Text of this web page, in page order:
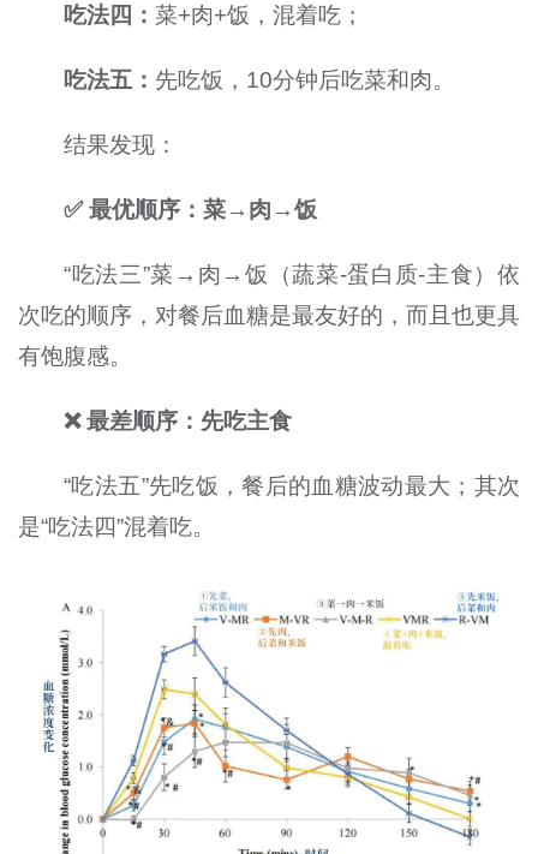
吃法四： 菜+肉+饭，混着吃；
吃法五： 先吃饭，10分钟后吃菜和肉。
结果发现：
✅ 最优顺序：菜→肉→饭
“吃法三”菜→肉→饭（蔬菜-蛋白质-主食）依
次吃的顺序，对餐后血糖是最友好的，而且也更具
有饱腹感。
❌ 最差顺序：先吃主食
“吃法五”先吃饭，餐后的血糖波动最大；其次
是“吃法四”混着吃。